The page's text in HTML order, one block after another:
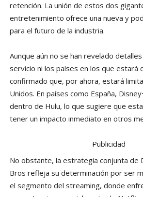
retención. La unión de estos dos
entretenimiento ofrece una nueva y
para el futuro de la industria.
Aunque aún no se han revelado
servicio ni los países en los que estará
confirmado que, por ahora, estará
Unidos. En países como España,
dentro de Hulu, lo que sugiere que
tener un impacto inmediato en otros
Publicidad
No obstante, la estrategia conjunta de
Bros refleja su determinación por ser
el segmento del streaming, donde